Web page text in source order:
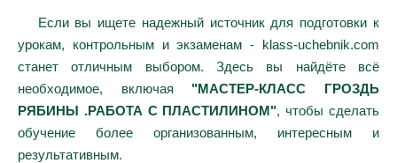
Если вы ищете надежный источник для подготовки к
урокам, контрольным и экзаменам - klass-uchebnik.com
станет отличным выбором. Здесь вы найдёте всё
необходимое, включая "МАСТЕР-КЛАСС ГРОЗДЬ
РЯБИНЫ .РАБОТА С ПЛАСТИЛИНОМ", чтобы сделать
обучение более организованным, интересным и
результативным.